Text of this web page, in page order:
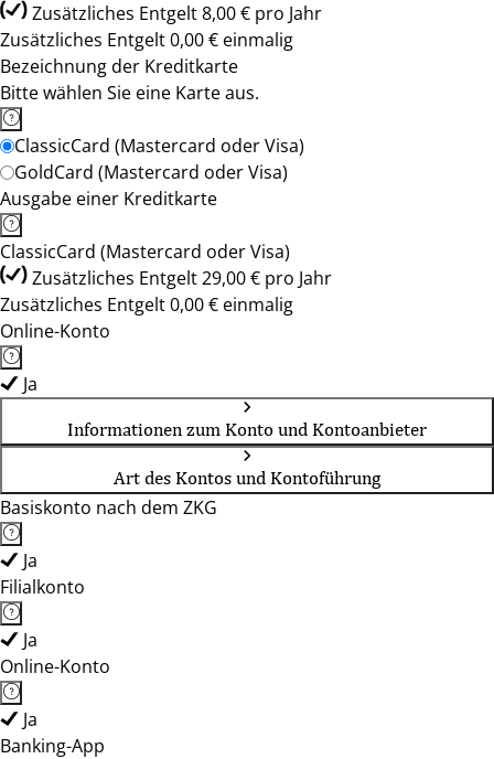
Zusätzliches Entgelt 8,00 € pro Jahr
Zusätzliches Entgelt 0,00 € einmalig
Bezeichnung der Kreditkarte
Bitte wählen Sie eine Karte aus.
ClassicCard (Mastercard oder Visa)
GoldCard (Mastercard oder Visa)
Ausgabe einer Kreditkarte
ClassicCard (Mastercard oder Visa)
Zusätzliches Entgelt 29,00 € pro Jahr
Zusätzliches Entgelt 0,00 € einmalig
Online-Konto
Ja
Informationen zum Konto und Kontoanbieter
Art des Kontos und Kontoführung
Basiskonto nach dem ZKG
Ja
Filialkonto
Ja
Online-Konto
Ja
Banking-App